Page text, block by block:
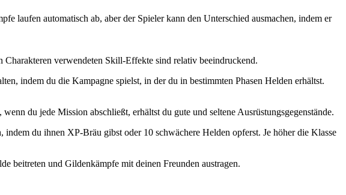
laufen automatisch ab, aber der Spieler kann den Unterschied ausmachen, indem er
verwendeten Skill-Effekte sind relativ beeindruckend.
indem du die Kampagne spielst, in der du in bestimmten Phasen Helden erhältst.
du jede Mission abschließt, erhältst du gute und seltene Ausrüstungsgegenstände.
du ihnen XP-Bräu gibst oder 10 schwächere Helden opferst. Je höher die Klasse
beitreten und Gildenkämpfe mit deinen Freunden austragen.